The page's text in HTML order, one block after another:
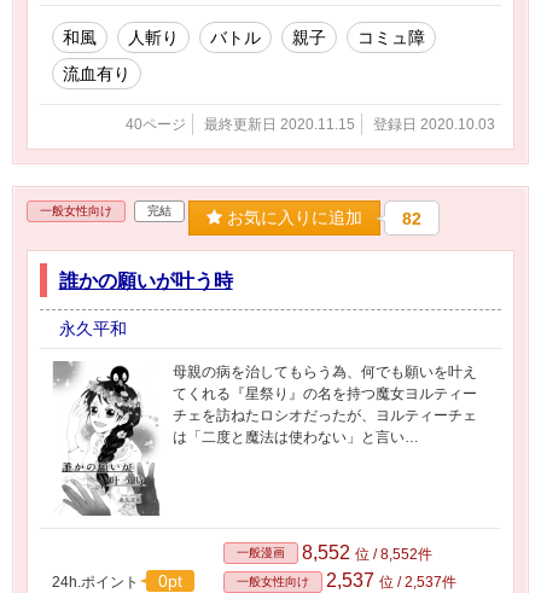
和風 人斬り バトル 親子
コミュ障
流血有り
40ページ 最終更新日 2020.11.15 登録日 2020.10.03
一般女性向け 完結 お気に入りに追加 82
誰かの願いが叶う時
永久平和
母親の病を治してもらう為、何でも願いを叶え
てくれる『星祭り』の名を持つ魔女ヨルティー
チェを訪ねたロシオだったが、ヨルティーチェ
は「二度と魔法は使わない」と言い…
24h.ポイント 0pt
一般漫画 8,552 位 / 8,552件
一般女性向け 2,537 位 / 2,537件